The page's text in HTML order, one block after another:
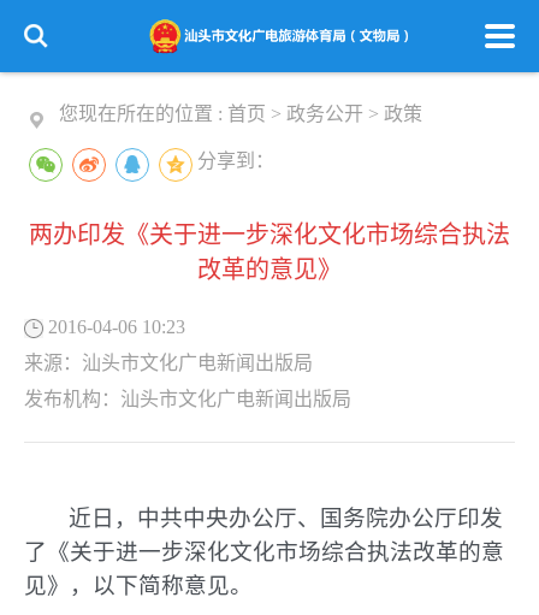
您现在所在的位置 : 首页 > 政务公开 > 政策
分享到：
两办印发《关于进一步深化文化市场综合执法
改革的意见》
2016-04-06 10:23
来源： 汕头市文化广电新闻出版局
发布机构： 汕头市文化广电新闻出版局
近日，中共中央办公厅、国务院办公厅印发
了《关于进一步深化文化市场综合执法改革的意
见》，以下简称意见。